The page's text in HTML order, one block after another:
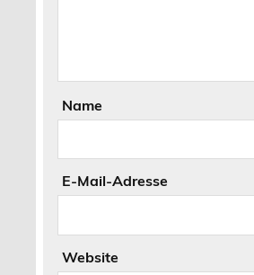
Name
E-Mail-Adresse
Website